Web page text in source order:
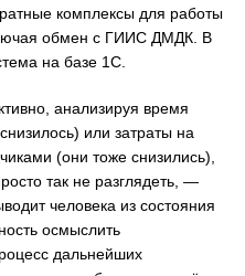
комплексы для работы
обмен с ГИИС ДМДК. В
на базе 1С.
анализируя время
или затраты на
(они тоже снизились),
так не разглядеть, —
человека из состояния
осмыслить
дальнейших